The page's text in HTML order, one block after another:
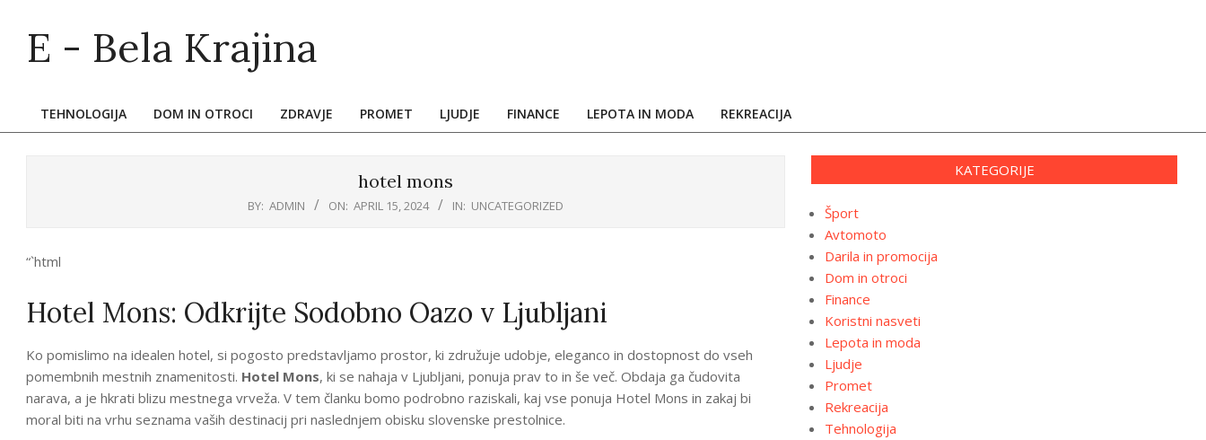
contentE - Bela Krajina
Primary
TEHNOLOGIJA DOM IN OTROCI ZDRAVJE PROMET LJUDJE FINANCE LEPOTA IN MODA REKREACIJA
hotel mons
BY: ADMIN ON: APRIL 15, 2024 IN: UNCATEGORIZED
“`html
Hotel Mons: Odkrijte Sodobno Oazo v Ljubljani
Ko pomislimo na idealen hotel, si pogosto predstavljamo prostor, ki združuje udobje, eleganco in dostopnost do vseh
pomembnih mestnih znamenitosti. Hotel Mons, ki se nahaja v Ljubljani, ponuja prav to in še več. Obdaja ga čudovita
narava, a je hkrati blizu mestnega vrveža. V tem članku bomo podrobno raziskali, kaj vse ponuja Hotel Mons in zakaj bi
moral biti na vrhu seznama vaših destinacij pri naslednjem obisku slovenske prestolnice.
KATEGORIJE
Šport
Avtomoto
Darila in promocija
Dom in otroci
Finance
Koristni nasveti
Lepota in moda
Ljudje
Promet
Rekreacija
Tehnologija